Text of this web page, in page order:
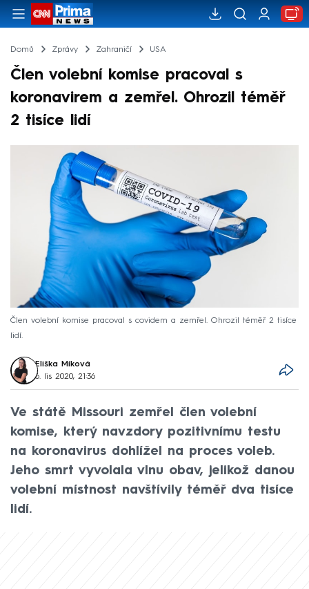
Domů Zprávy Zahraničí USA
Člen volební komise pracoval s
koronavirem a zemřel. Ohrozil téměř
2 tisíce lidí
Člen volební komise pracoval s covidem a zemřel. Ohrozil téměř 2 tisíce
lidí.
Eliška Míková
6. lis 2020, 21:36
Ve státě Missouri zemřel člen volební
komise, který navzdory pozitivnímu testu
na koronavirus dohlížel na proces voleb.
Jeho smrt vyvolala vlnu obav, jelikož danou
volební místnost navštívily téměř dva tisíce
lidí.